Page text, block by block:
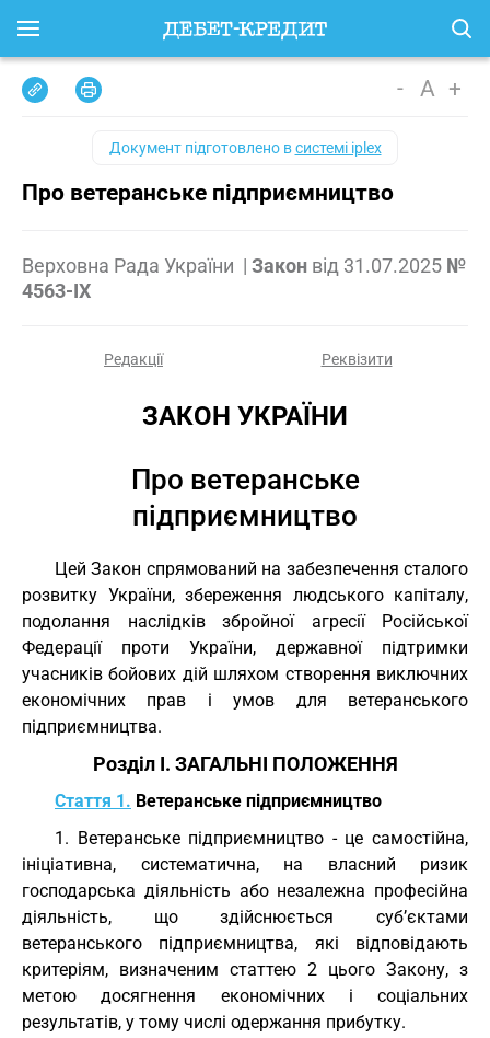
- A +
Документ підготовлено всистемі iplex
Про ветеранське підприємництво
Верховна Рада України | Закон від 31.07.2025 №
4563-IX
Редакції Реквізити
ЗАКОН УКРАЇНИ
Про ветеранське
підприємництво
Цей Закон спрямований на забезпечення сталого
розвитку України, збереження людського капіталу,
подолання наслідків збройної агресії Російської
Федерації проти України, державної підтримки
учасників бойових дій шляхом створення виключних
економічних прав і умов для ветеранського
підприємництва.
Розділ I. ЗАГАЛЬНІ ПОЛОЖЕННЯ
Стаття 1. Ветеранське підприємництво
1. Ветеранське підприємництво - це самостійна,
ініціативна, систематична, на власний ризик
господарська діяльність або незалежна професійна
діяльність, що здійснюється суб’єктами
ветеранського підприємництва, які відповідають
критеріям, визначеним статтею 2 цього Закону, з
метою досягнення економічних і соціальних
результатів, у тому числі одержання прибутку.